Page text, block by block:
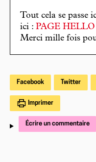
Tout cela se passe
ici : PAGE HELLO
Merci mille fois
Facebook Twitter
Imprimer
Écrire un commentaire